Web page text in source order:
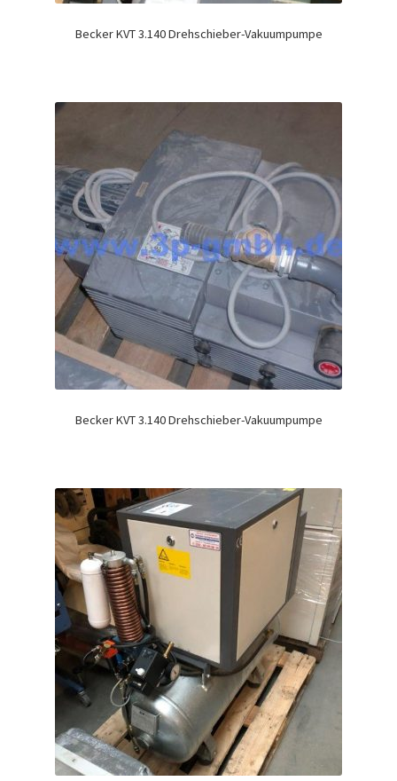
Becker KVT 3.140 Drehschieber-Vakuumpumpe
Becker KVT 3.140 Drehschieber-Vakuumpumpe